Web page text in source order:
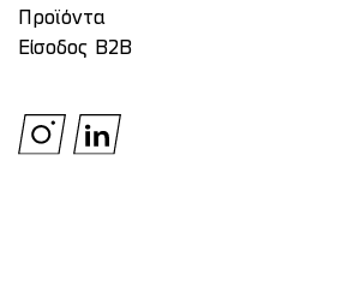
Προϊόντα
Είσοδος Β2Β